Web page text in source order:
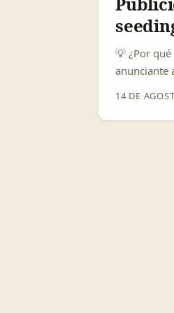
💡 ¿Por
anunciante
occidental.
14 DE